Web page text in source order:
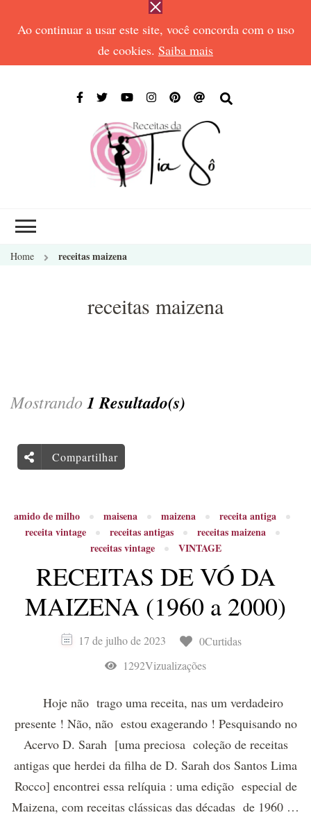
Ao continuar a usar este site, você concorda com o uso
de cookies. Saiba mais
Home receitas maizena
receitas maizena
Mostrando 1 Resultado(s)
Compartilhar
amido de milho maisena maizena
receita antiga
receita vintage
receitas antigas
receitas maizena
receitas vintage
VINTAGE
RECEITAS DE VÓ DA
MAIZENA (1960 a 2000)
17 de julho de 2023
0Curtidas
1292Vizualizações
Hoje não trago uma receita, nas um verdadeiro
presente ! Não, não estou exagerando ! Pesquisando no
Acervo D. Sarah [uma preciosa coleção de receitas
antigas que herdei da filha de D. Sarah dos Santos Lima
Rocco] encontrei essa relíquia : uma edição especial de
Maizena, com receitas clássicas das décadas de 1960 …